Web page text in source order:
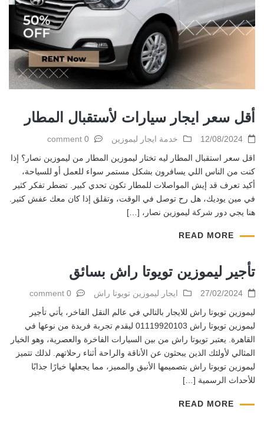
أقل سعر ايجار سيارات لأستقبال المطار
12/08/2024 خدمة ايجار ليموزين
0 comment
اقل سعر استقبال المطار ليه تختار ليموزين المطار من ليموزين نصار؟ إذا
كنت من الناس اللي يسافرون بشكل مستمر سواء للعمل أو للسياحة،
أكيد تعرف قد إيش المواصلات للمطار تكون تحدي كبير. تضطر تفكر كثير
في مين يوديك، هل رح توصل في الوقت، وتقلق إذا كان معك عفش كثير.
هنا يجي دور شركة ليموزين نصار، […]
READ MORE
تأجير ليموزين تويوتا راش بسائق
27/02/2024 ايجار ليموزين تويوتا راش
0 comment
ليموزين تويوتا راش للايجار بالتالي في عالم النقل الفاخر، يأتي تأجير
ليموزين تويوتا راش 01119920103 ليقدم تجربة فريدة من نوعها في
القاهرة. يعتبر تويوتا راش من بين السيارات الفاخرة والعصرية، وهو الخيار
المثالي لأولئك الذين يبحثون عن الأناقة والراحة أثناء رحلاتهم. لذلك تتميز
ليموزين تويوتا راش بتصميمها الأنيق والمميز، مما يجعلها خيارًا جذابًا
للأحداث الرسمية […]
READ MORE